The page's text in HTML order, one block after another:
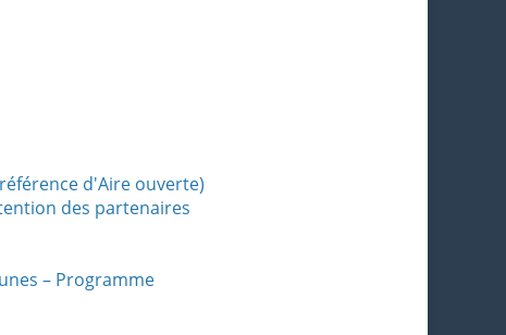
d'Aire ouverte)
des partenaires
– Programme